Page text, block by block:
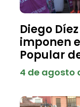
Diego
imponen
Popular
4 de agosto